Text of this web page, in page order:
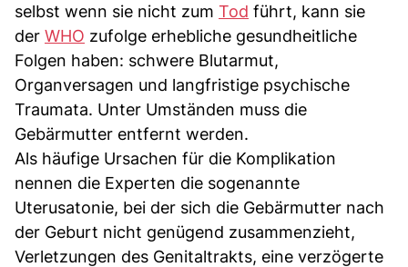
selbst wenn sie nicht zum Tod führt, kann sie
der WHO zufolge erhebliche gesundheitliche
Folgen haben: schwere Blutarmut,
Organversagen und langfristige psychische
Traumata. Unter Umständen muss die
Gebärmutter entfernt werden.
Als häufige Ursachen für die Komplikation
nennen die Experten die sogenannte
Uterusatonie, bei der sich die Gebärmutter nach
der Geburt nicht genügend zusammenzieht,
Verletzungen des Genitaltrakts, eine verzögerte